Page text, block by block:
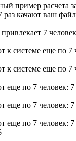
пример расчета
раз качают ваш
7
к системе еще по 7
к системе еще по 7
еще по 7 человек:
еще по 7 человек:
еще по 7 человек: